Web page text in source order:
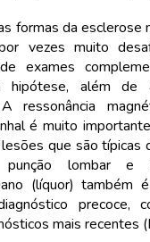
formas da esclerose
vezes muito
exames
hipótese, além de
A ressonância
é muito
que são típicas
lombar e
(líquor) também
precoce,
mais recentes